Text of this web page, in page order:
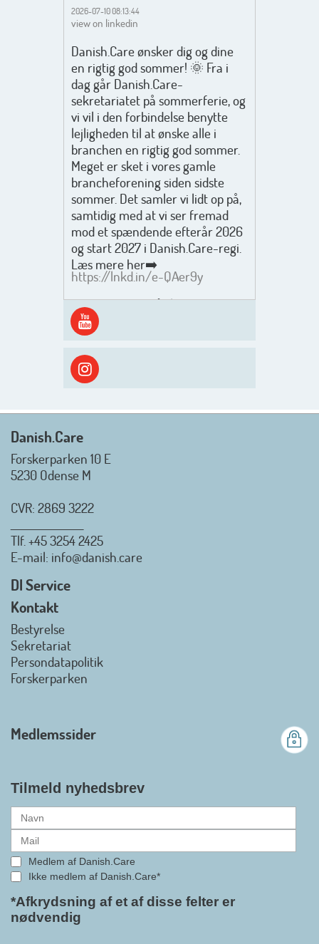
2026-07-10 08:13:44
view on linkedin
Danish.Care ønsker dig og dine
en rigtig god sommer! 🌞 Fra i
dag går Danish.Care-
sekretariatet på sommerferie, og
vi vil i den forbindelse benytte
lejligheden til at ønske alle i
branchen en rigtig god sommer.
Meget er sket i vores gamle
brancheforening siden sidste
sommer. Det samler vi lidt op på,
samtidig med at vi ser fremad
mod et spændende efterår 2026
og start 2027 i Danish.Care-regi.
Læs mere her➡️
https://lnkd.in/e-QAer9y
Men inden det går løs med en
spændende og aktivt
efterårsæson, så går turen først
ud i solen, ned til vandet og ind i
skyggen igen. Danish.Care holder
sommerlukket i uge 29 + 30.
Mvh. Anders, Helle og Malthe
Danish.Care - Branchen for
hjælpemidler og
Danish.Care fra den 01. juli 2026
officielt kan kalde sig for
gennemslagskraft og skabe
hjælpemidler samt give
medlemmerne adgang til en
alle formaliteterne nu er på plads
i samarbejdet mellem
bestyrelsesleder i Danish.Care,
Claus Ipsen. Han betragter
Danish.Care
Forskerparken 10 E
5230 Odense M
CVR: 2869 3222
Tlf.+45 3254 2425
E-mail: info@danish.care
DI Service
Kontakt
Bestyrelse
Sekretariat
Persondatapolitik
Forskerparken
Medlemssider
Tilmeld nyhedsbrev
Medlem af Danish.Care
Ikke medlem af Danish.Care*
*Afkrydsning af et af disse felter er
nødvendig